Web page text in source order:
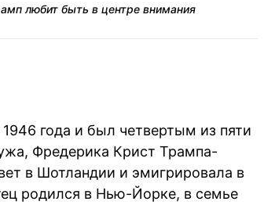
любит быть в центре внимания
года и был четвертым из пяти
Фредерика Крист Трампа-
в Шотландии и эмигрировала в
родился в Нью-Йорке, в семье